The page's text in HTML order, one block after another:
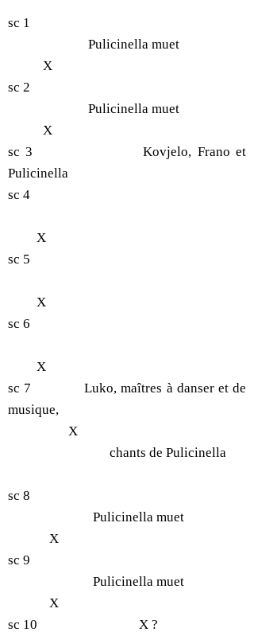
sc 1
Pulicinella muet
X
sc 2
Pulicinella muet
X
sc 3 Kovjelo, Frano et
Pulicinella
sc 4
X
sc 5
X
sc 6
X
sc 7 Luko, maîtres à danser et de
musique,
X
chants de Pulicinella
sc 8
Pulicinella muet
X
sc 9
Pulicinella muet
X
sc 10 X ?